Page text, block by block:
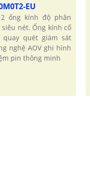
EU
2 ống kính độ phân
siêu nét. Ống kính cố
quét giám sát
nghệ AOV ghi hình
pin thông minh